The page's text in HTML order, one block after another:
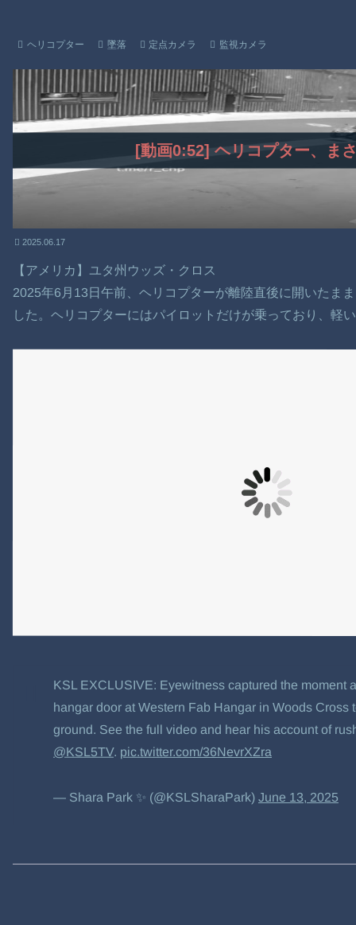
ヘリコプター 墜落 定点カメラ 監視カメラ
[動画0:52] ヘリコプター、ま
2025.06.17
【アメリカ】ユタ州ウッズ・クロス
2025年6月13日午前、ヘリコプターが離陸直後に開いたま
した。ヘリコプターにはパイロットだけが乗っており、軽
KSL EXCLUSIVE: Eyewitness captured the moment
hangar door at Western Fab Hangar in Woods Cross
ground. See the full video and hear his account of
@KSL5TV. pic.twitter.com/36NevrXZra
— Shara Park ✨ (@KSLSharaPark)June 13, 2025